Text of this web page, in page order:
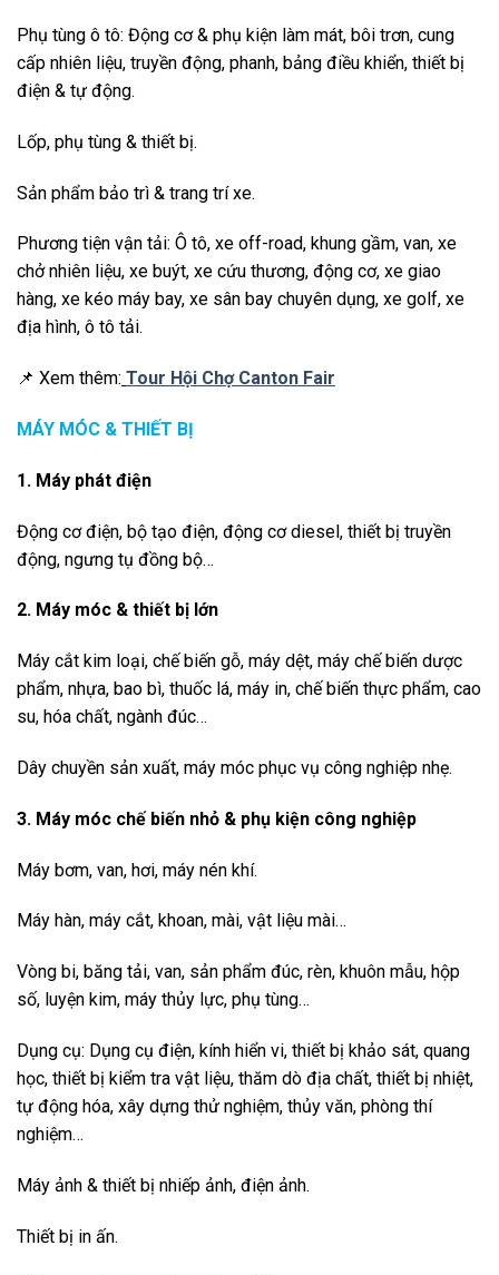
Phụ tùng ô tô: Động cơ & phụ kiện làm mát, bôi trơn, cung
cấp nhiên liệu, truyền động, phanh, bảng điều khiển, thiết bị
điện & tự động.
Lốp, phụ tùng & thiết bị.
Sản phẩm bảo trì & trang trí xe.
Phương tiện vận tải: Ô tô, xe off-road, khung gầm, van, xe
chở nhiên liệu, xe buýt, xe cứu thương, động cơ, xe giao
hàng, xe kéo máy bay, xe sân bay chuyên dụng, xe golf, xe
địa hình, ô tô tải.
📌 Xem thêm: Tour Hội Chợ Canton Fair
MÁY MÓC & THIẾT BỊ
1. Máy phát điện
Động cơ điện, bộ tạo điện, động cơ diesel, thiết bị truyền
động, ngưng tụ đồng bộ…
2. Máy móc & thiết bị lớn
Máy cắt kim loại, chế biến gỗ, máy dệt, máy chế biến dược
phẩm, nhựa, bao bì, thuốc lá, máy in, chế biến thực phẩm, cao
su, hóa chất, ngành đúc…
Dây chuyền sản xuất, máy móc phục vụ công nghiệp nhẹ.
3. Máy móc chế biến nhỏ & phụ kiện công nghiệp
Máy bơm, van, hơi, máy nén khí.
Máy hàn, máy cắt, khoan, mài, vật liệu mài…
Vòng bi, băng tải, van, sản phẩm đúc, rèn, khuôn mẫu, hộp
số, luyện kim, máy thủy lực, phụ tùng…
Dụng cụ: Dụng cụ điện, kính hiển vi, thiết bị khảo sát, quang
học, thiết bị kiểm tra vật liệu, thăm dò địa chất, thiết bị nhiệt,
tự động hóa, xây dựng thử nghiệm, thủy văn, phòng thí
nghiệm…
Máy ảnh & thiết bị nhiếp ảnh, điện ảnh.
Thiết bị in ấn.